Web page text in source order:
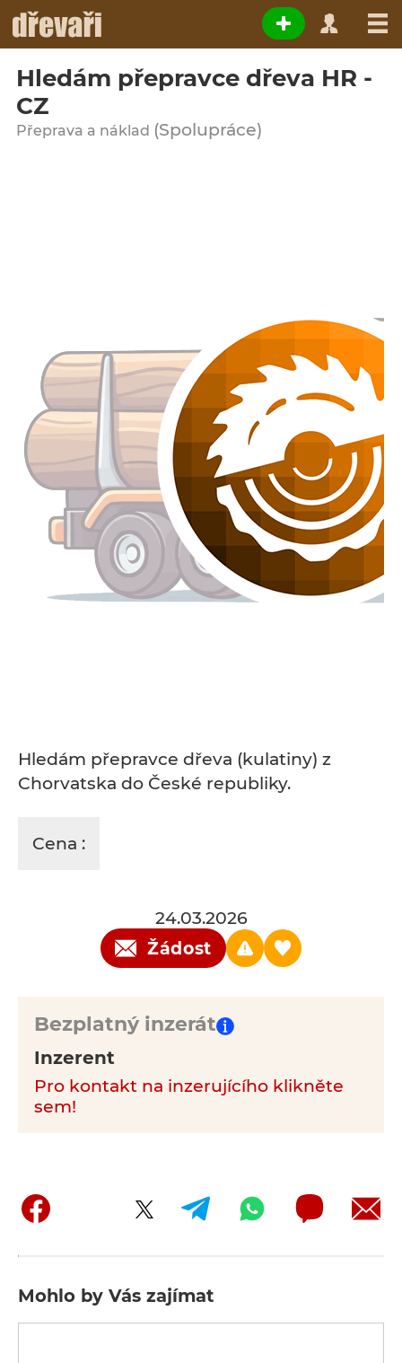
Hledám přepravce dřeva HR -
CZ
Přeprava a náklad (Spolupráce)
Hledám přepravce dřeva (kulatiny) z
Chorvatska do České republiky.
Cena :
24.03.2026
Žádost
Bezplatný inzerát
Inzerent
Pro kontakt na inzerujícího klikněte
sem!
Mohlo by Vás zajímat